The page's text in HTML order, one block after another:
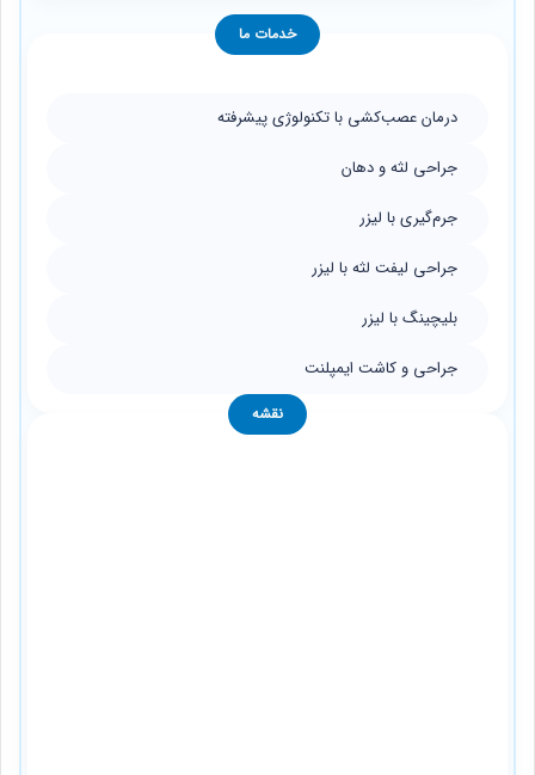
خدمات ما
درمان عصب‌کشی با تکنولوژی پیشرفته
جراحی لثه و دهان
جرم‌گیری با لیزر
جراحی لیفت لثه با لیزر
بلیچینگ با لیزر
جراحی و کاشت ایمپلنت
نقشه